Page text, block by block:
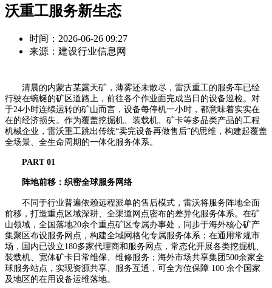
沃重工服务新生态
时间：2026-06-26 09:27
来源：建设行业信息网
清晨的内蒙古某露天矿，薄雾还未散尽，雷沃重工的服务车已经
行驶在蜿蜒的矿区道路上，前往各个作业面完成当日的设备巡检。对
于24小时连续运转的矿山而言，设备每停机一小时，都意味着实实在
在的经济损失。作为覆盖挖掘机、装载机、矿卡等多品类产品的工程
机械企业，雷沃重工跳出传统“卖完设备再做售后”的思维，构建起覆盖
全场景、全生命周期的一体化服务体系。
PART 01
阵地前移：织密全球服务网络
不同于行业普遍依赖远程派单的售后模式，雷沃将服务阵地全面
前移，打造重点区域深耕、全渠道网点密布的差异化服务体系。在矿
山领域，全国落地20余个重点矿区专属办事处，同步于海外核心矿产
集聚区布设服务网点，构建全域网格化专属服务体系；在通用常规市
场，国内已设立180多家代理商和服务网点，常态化开展各类挖掘机、
装载机、宽体矿卡日常维保、维修服务；海外市场共享集团500余家全
球服务站点，实现资源共享、服务互通，可全方位保障 100 余个国家
及地区的在用设备运维落地。